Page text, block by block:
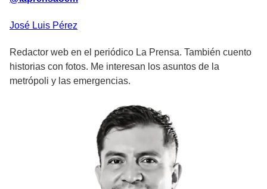
José Luis Pérez
Redactor web en el periódico La Prensa. También cuento
historias con fotos. Me interesan los asuntos de la
metrópoli y las emergencias.